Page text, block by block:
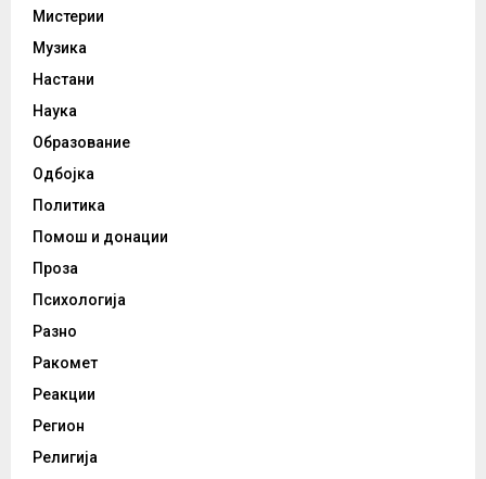
Мистерии
Музика
Настани
Наука
Образование
Одбојка
Политика
Помош и донации
Проза
Психологија
Разно
Ракомет
Реакции
Регион
Религија